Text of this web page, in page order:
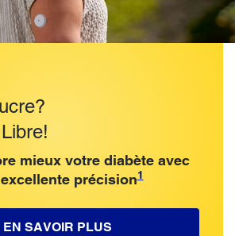
mieux votre diabète avec
précision1
EN SAVOIR PLUS